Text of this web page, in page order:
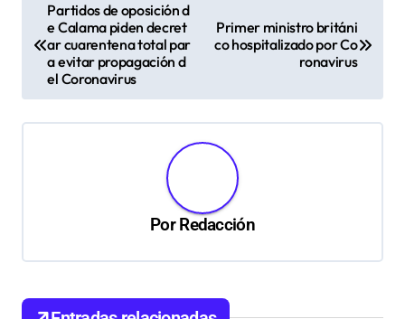
e
g
d
Partidos de oposición d
e Calama piden decret
ar cuarentena total par
a evitar propagación d
el Coronavirus
Primer ministro británi
co hospitalizado por Co
ronavirus
PorRedacción